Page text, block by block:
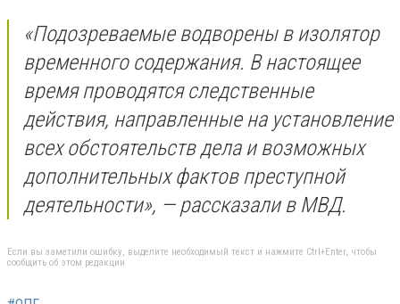
«Подозреваемые водворены в изолятор
временного содержания. В настоящее
время проводятся следственные
действия, направленные на установление
всех обстоятельств дела и возможных
дополнительных фактов преступной
деятельности», — рассказали в МВД.
Если вы заметили ошибку, выделите необходимый текст и нажмите Ctrl+Enter, чтобы
сообщить об этом редакции